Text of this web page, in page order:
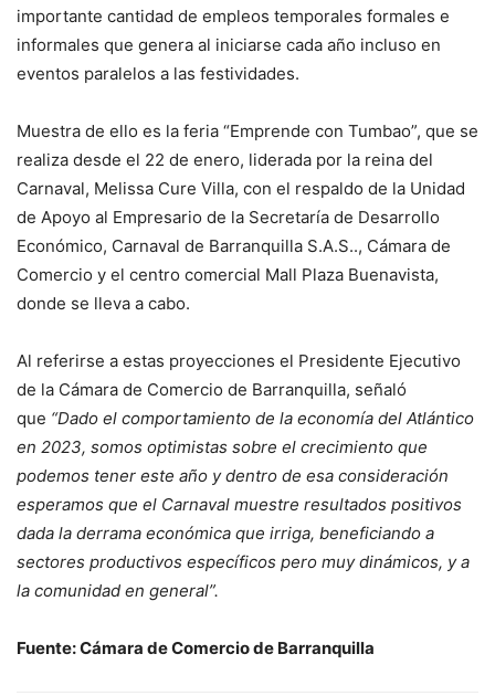
importante cantidad de empleos temporales formales e
informales que genera al iniciarse cada año incluso en
eventos paralelos a las festividades.
Muestra de ello es la feria “Emprende con Tumbao”, que se
realiza desde el 22 de enero, liderada por la reina del
Carnaval, Melissa Cure Villa, con el respaldo de la Unidad
de Apoyo al Empresario de la Secretaría de Desarrollo
Económico, Carnaval de Barranquilla S.A.S.., Cámara de
Comercio y el centro comercial Mall Plaza Buenavista,
donde se lleva a cabo.
Al referirse a estas proyecciones el Presidente Ejecutivo
de la Cámara de Comercio de Barranquilla, señaló
que “Dado el comportamiento de la economía del Atlántico
en 2023, somos optimistas sobre el crecimiento que
podemos tener este año y dentro de esa consideración
esperamos que el Carnaval muestre resultados positivos
dada la derrama económica que irriga, beneficiando a
sectores productivos específicos pero muy dinámicos, y a
la comunidad en general”.
Fuente: Cámara de Comercio de Barranquilla